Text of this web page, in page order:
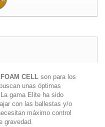
CELL son para los
unas óptimas
gama Elite ha sido
con las ballestas y/o
máximo control
gravedad.